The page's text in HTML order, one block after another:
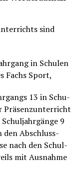
sind
in Schu­len
Fachs Sport,
13 in Schu­
Prä­senz­un­ter­richt
9
den Abschluss­
nach den Schul­
mit Aus­nah­me